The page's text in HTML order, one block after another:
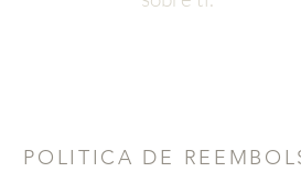
POLITICA DE